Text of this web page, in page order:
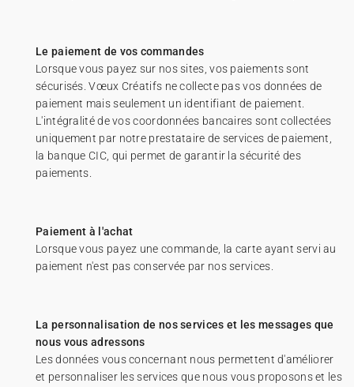
Le paiement de vos commandes
Lorsque vous payez sur nos sites, vos paiements sont
sécurisés. Vœux Créatifs ne collecte pas vos données de
paiement mais seulement un identifiant de paiement.
L'intégralité de vos coordonnées bancaires sont collectées
uniquement par notre prestataire de services de paiement,
la banque CIC, qui permet de garantir la sécurité des
paiements.
Paiement à l'achat
Lorsque vous payez une commande, la carte ayant servi au
paiement n'est pas conservée par nos services.
La personnalisation de nos services et les messages que
nous vous adressons
Les données vous concernant nous permettent d'améliorer
et personnaliser les services que nous vous proposons et les